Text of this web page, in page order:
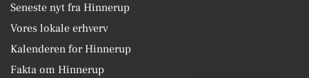
Seneste nyt fra Hinnerup
Vores lokale erhverv
Kalenderen for Hinnerup
Fakta om Hinnerup